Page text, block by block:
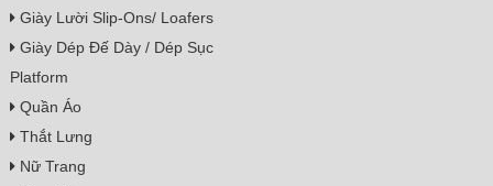
Giày Lười Slip-Ons/ Loafers
Giày Dép Đế Dày / Dép Sục
Platform
Quần Áo
Thắt Lưng
Nữ Trang